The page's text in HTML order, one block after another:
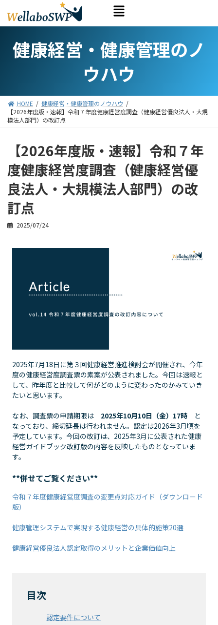
健康経営・健康管理のノ
ウハウ
HOME
健康経営・健康管理のノウハウ
【2026年度版・速報】令和７年度健康経営度調査（健康経営優良法人・大規
模法人部門）の改訂点
【2026年度版・速報】令和７年
度健康経営度調査（健康経営優
良法人・大規模法人部門）の改
訂点
2025/07/24
2025年7月18日に第３回健康経営推進検討会が開催され、今年
度の健康経営度調査票の素案が公表されました。今回は速報と
して、昨年度と比較して何がどのように変わったのかみていき
たいと思います。
なお、調査票の申請期限は 2025年10月10日（金）17時 と
なっており、締切延長は行われません。認定は2026年3月頃を
予定しています。今回の改訂は、2025年3月に公表された健康
経営ガイドブック改訂版の内容を反映したものとなっていま
す。
**併せてご覧ください**
令和７年度健康経営度調査の変更点対応ガイド（ダウンロード
版）
健康管理システムで実現する健康経営の具体的施策20選
健康経営優良法人認定取得のメリットと企業価値向上
目次
認定要件について